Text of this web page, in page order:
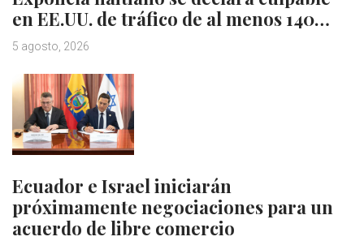
en EE.UU. de tráfico de al menos 140…
5 agosto, 2026
Ecuador e Israel iniciarán
próximamente negociaciones para un
acuerdo de libre comercio